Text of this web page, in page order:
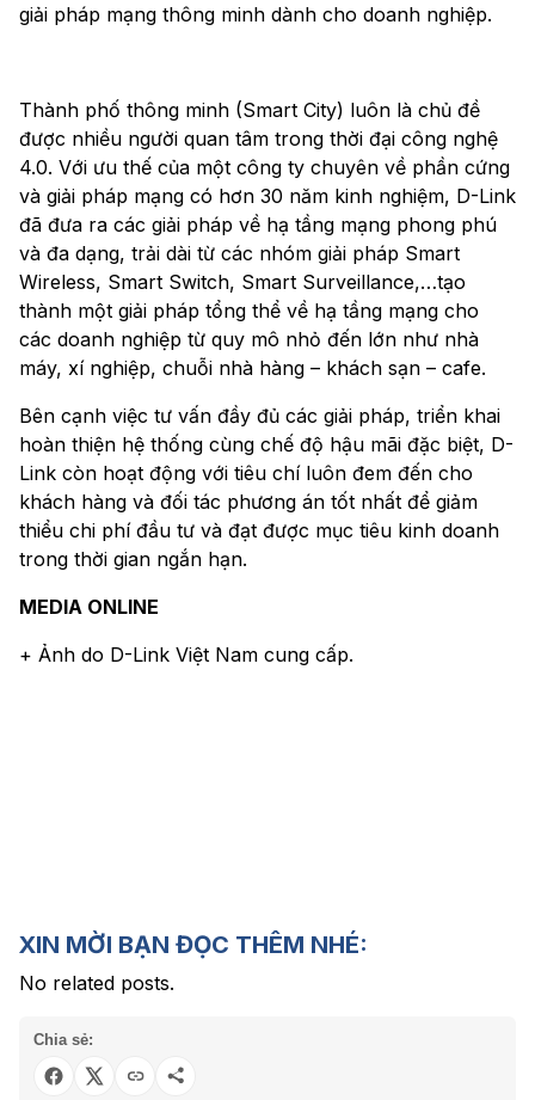
giải pháp mạng thông minh dành cho doanh nghiệp.
Thành phố thông minh (Smart City) luôn là chủ đề
được nhiều người quan tâm trong thời đại công nghệ
4.0. Với ưu thế của một công ty chuyên về phần cứng
và giải pháp mạng có hơn 30 năm kinh nghiệm, D-Link
đã đưa ra các giải pháp về hạ tầng mạng phong phú
và đa dạng, trải dài từ các nhóm giải pháp Smart
Wireless, Smart Switch, Smart Surveillance,…tạo
thành một giải pháp tổng thể về hạ tầng mạng cho
các doanh nghiệp từ quy mô nhỏ đến lớn như nhà
máy, xí nghiệp, chuỗi nhà hàng – khách sạn – cafe.
Bên cạnh việc tư vấn đầy đủ các giải pháp, triển khai
hoàn thiện hệ thống cùng chế độ hậu mãi đặc biệt, D-
Link còn hoạt động với tiêu chí luôn đem đến cho
khách hàng và đối tác phương án tốt nhất để giảm
thiểu chi phí đầu tư và đạt được mục tiêu kinh doanh
trong thời gian ngắn hạn.
MEDIA ONLINE
+ Ảnh do D-Link Việt Nam cung cấp.
XIN MỜI BẠN ĐỌC THÊM NHÉ:
No related posts.
Chia sẻ: